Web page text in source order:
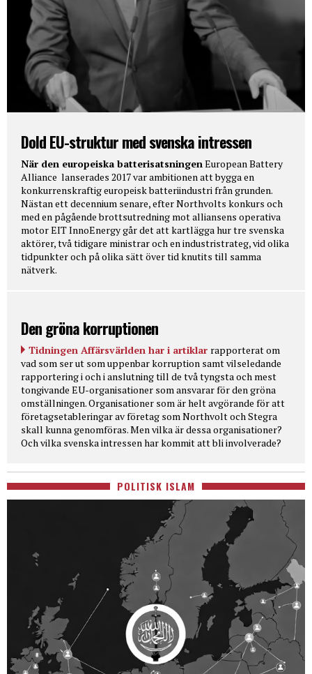
Dold EU-struktur med svenska intressen
När den europeiska batterisatsningenEuropean Battery
Alliance lanserades 2017 var ambitionen att bygga en
konkurrenskraftig europeisk batteriindustri från grunden.
Nästan ett decennium senare, efter Northvolts konkurs och
med en pågående brottsutredning mot alliansens operativa
motor EIT InnoEnergy går det att kartlägga hur tre svenska
aktörer, två tidigare ministrar och en industristrateg, vid olika
tidpunkter och på olika sätt över tid knutits till samma
nätverk.
Den gröna korruptionen
Tidningen Affärsvärlden har i artiklar rapporterat om
vad som ser ut som uppenbar korruption samt vilseledande
rapportering i och i anslutning till de två tyngsta och mest
tongivande EU-organisationer som ansvarar för den gröna
omställningen. Organisationer som är helt avgörande för att
företagsetableringar av företag som Northvolt och Stegra
skall kunna genomföras. Men vilka är dessa organisationer?
Och vilka svenska intressen har kommit att bli involverade?
POLITISK ISLAM